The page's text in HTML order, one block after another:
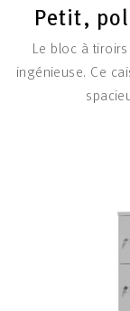
Petit,
Le bloc à
ingénieuse. Ce